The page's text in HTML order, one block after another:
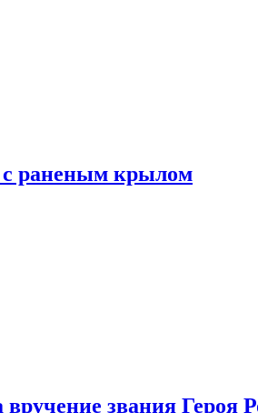
с раненым крылом
звания Героя